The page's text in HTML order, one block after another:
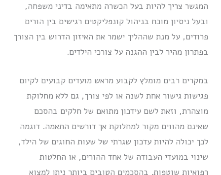
המגשר צריך להיות בעל הכשרה מתאימה בדיני משפחה,
ובעל ניסיון מוכח בניהול קונפליקטים רגישים בין הורים
פרודים, על מנת שההליך ישמר את האיזון הדרוש בין הצורך
בפתרון מהיר לבין ההגנה על צורכי הילדים.
במקרים רבים מומלץ לקבוע מראש מועדים קבועים לקיום
פגישות גישור אחת לשנה או לפי צורך, גם ללא מחלוקת
מוצהרת, וזאת לשם עידכון מתואם של חלקים בהסכם
שאינם מהווים מקור למחלוקת אך דורשים התאמה. דוגמה
לכך יכולה להיות עדכון שגרתי של שעות החוגים של הילד,
שינוי במועדי העבודה של אחד ההורים, או החלטות
רפואיות שוטפות. בהסכמים הטובים ביותר ניתן למצוא